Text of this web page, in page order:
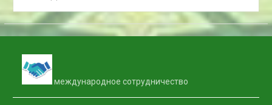
международное сотрудничество